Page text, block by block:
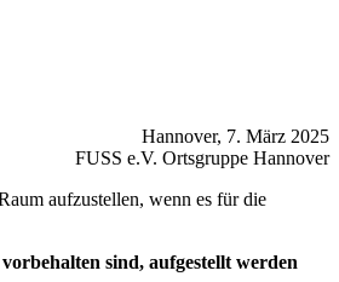
Hannover, 7. März 2025
FUSS e.V. Ortsgruppe Hannover
aufzustellen, wenn es für die
sind, aufgestellt werden